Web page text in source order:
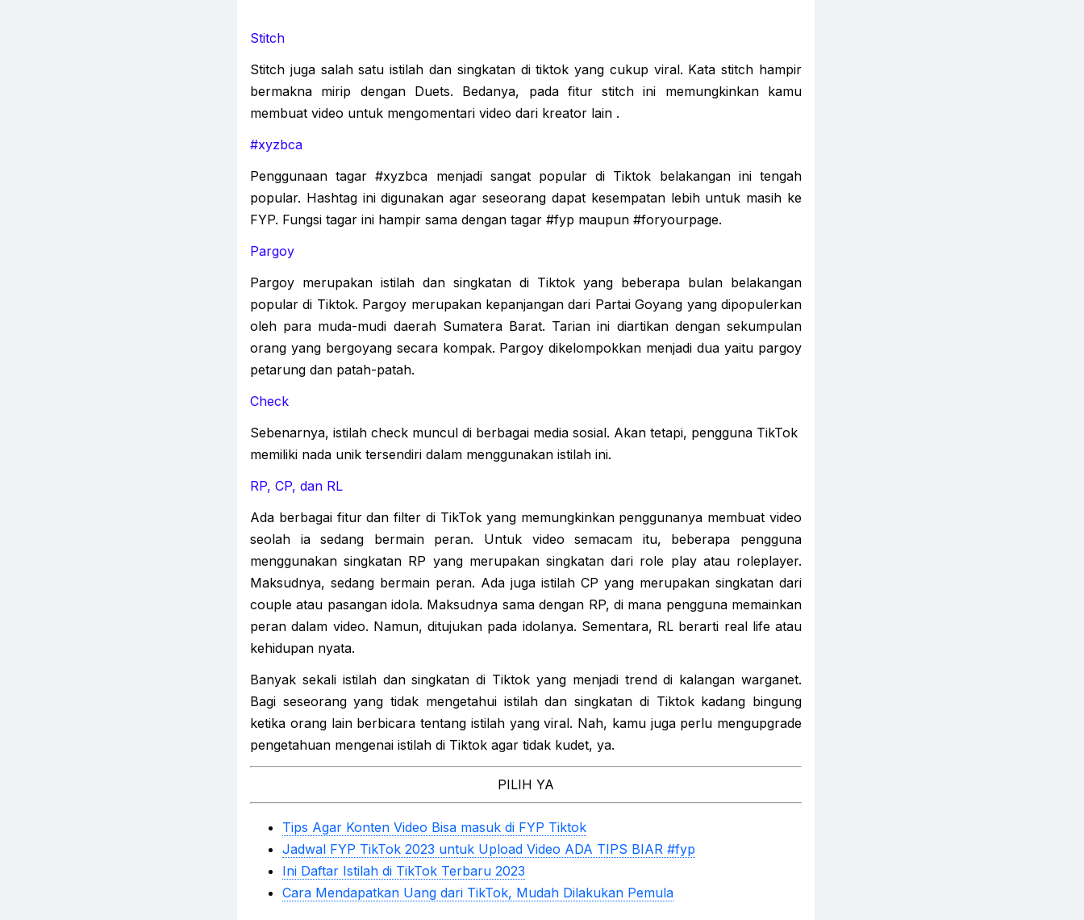
Stitch
Stitch juga salah satu istilah dan singkatan di tiktok yang cukup viral. Kata stitch hampir
bermakna mirip dengan Duets. Bedanya, pada fitur stitch ini memungkinkan kamu
membuat video untuk mengomentari video dari kreator lain .
#xyzbca
Penggunaan tagar #xyzbca menjadi sangat popular di Tiktok belakangan ini tengah
popular. Hashtag ini digunakan agar seseorang dapat kesempatan lebih untuk masih ke
FYP. Fungsi tagar ini hampir sama dengan tagar #fyp maupun #foryourpage.
Pargoy
Pargoy merupakan istilah dan singkatan di Tiktok yang beberapa bulan belakangan
popular di Tiktok. Pargoy merupakan kepanjangan dari Partai Goyang yang dipopulerkan
oleh para muda-mudi daerah Sumatera Barat. Tarian ini diartikan dengan sekumpulan
orang yang bergoyang secara kompak. Pargoy dikelompokkan menjadi dua yaitu pargoy
petarung dan patah-patah.
Check
Sebenarnya, istilah check muncul di berbagai media sosial. Akan tetapi, pengguna TikTok
memiliki nada unik tersendiri dalam menggunakan istilah ini.
RP, CP, dan RL
Ada berbagai fitur dan filter di TikTok yang memungkinkan penggunanya membuat video
seolah ia sedang bermain peran. Untuk video semacam itu, beberapa pengguna
menggunakan singkatan RP yang merupakan singkatan dari role play atau roleplayer.
Maksudnya, sedang bermain peran. Ada juga istilah CP yang merupakan singkatan dari
couple atau pasangan idola. Maksudnya sama dengan RP, di mana pengguna memainkan
peran dalam video. Namun, ditujukan pada idolanya. Sementara, RL berarti real life atau
kehidupan nyata.
Banyak sekali istilah dan singkatan di Tiktok yang menjadi trend di kalangan warganet.
Bagi seseorang yang tidak mengetahui istilah dan singkatan di Tiktok kadang bingung
ketika orang lain berbicara tentang istilah yang viral. Nah, kamu juga perlu mengupgrade
pengetahuan mengenai istilah di Tiktok agar tidak kudet, ya.
PILIH YA
Tips Agar Konten Video Bisa masuk di FYP Tiktok
Jadwal FYP TikTok 2023 untuk Upload Video ADA TIPS BIAR #fyp
Ini Daftar Istilah di TikTok Terbaru 2023
Cara Mendapatkan Uang dari TikTok, Mudah Dilakukan Pemula